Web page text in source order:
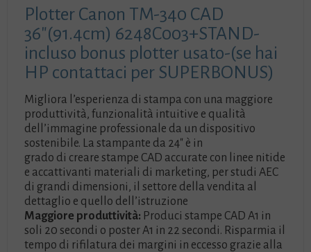
(se
hai
HP
contattaci
per
quantità
Plotter Canon TM-340 CAD
36″(91.4cm) 6248C003+STAND-
incluso bonus plotter usato-(se hai
HP contattaci per SUPERBONUS)
Migliora l’esperienza di stampa con una maggiore
produttività, funzionalità intuitive e qualità
dell’immagine professionale da un dispositivo
sostenibile. La stampante da 24″ è in
grado di creare stampe CAD accurate con linee nitide
e accattivanti materiali di marketing, per studi AEC
di grandi dimensioni, il settore della vendita al
dettaglio e quello dell’istruzione
Maggiore produttività: Produci stampe CAD A1 in
soli 20 secondi o poster A1 in 22 secondi. Risparmia il
tempo di rifilatura dei margini in eccesso grazie alla